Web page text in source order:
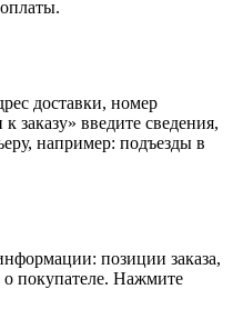
доставки, номер
заказу» введите сведения,
например: подъезды в
позиции заказа,
покупателе. Нажмите